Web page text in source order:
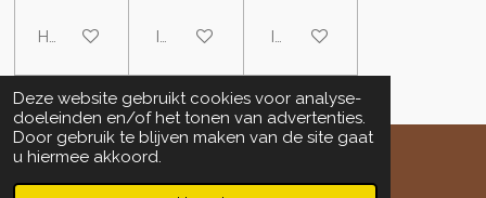
Deze website gebruikt cookies voor analyse-
doeleinden en/of het tonen van advertenties.
Door gebruik te blijven maken van de site gaat
u hiermee akkoord.
Houd mij op de hoogteIn winkelwagenIn winkelwagen
© 2023 - 2026 www.salondeengel.nl
Powered by